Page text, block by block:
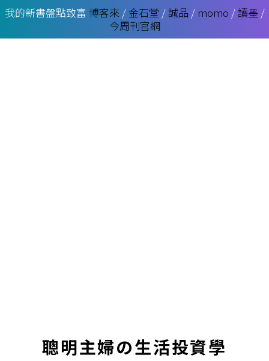
我的新書盤點致富 博客來 / 金石堂 / 誠品 / momo /讀墨 /
今周刊官網
聰明主婦の生活投資學